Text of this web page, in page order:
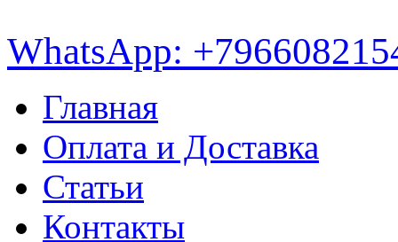
WhatsApp:
Главная
Оплата и Доставка
Статьи
Контакты